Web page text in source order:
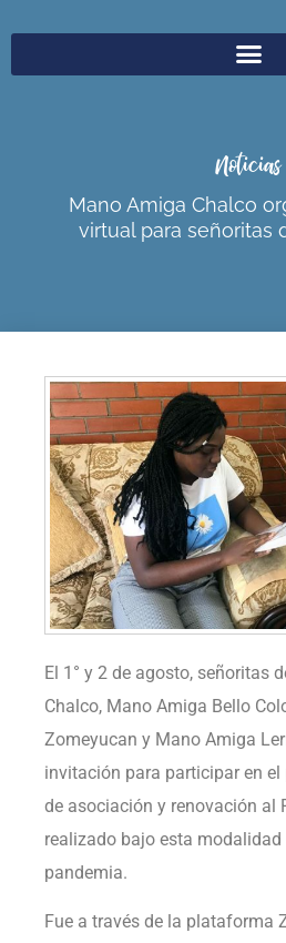
Noticias
Mano Amiga Chalco
virtual para señoritas
El 1° y 2 de agosto, señoritas
Chalco, Mano Amiga Bello
Zomeyucan y Mano Amiga
invitación para participar en
de asociación y renovación al
realizado bajo esta modalidad
pandemia.
Fue a través de la plataforma